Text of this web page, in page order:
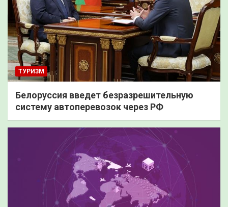
ТУРИЗМ
Белоруссия введет безразрешительную
систему автоперевозок через РФ